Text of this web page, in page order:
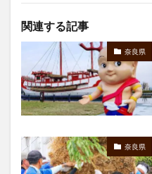
関連する記事
奈良県
奈良県